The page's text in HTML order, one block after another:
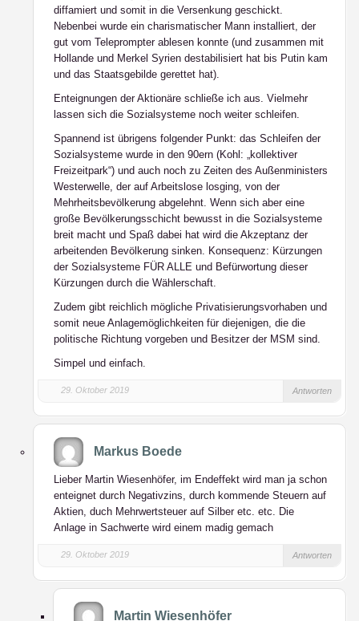
diffamiert und somit in die Versenkung geschickt.
Nebenbei wurde ein charismatischer Mann installiert, der
gut vom Teleprompter ablesen konnte (und zusammen mit
Hollande und Merkel Syrien destabilisiert hat bis Putin kam
und das Staatsgebilde gerettet hat).
Enteignungen der Aktionäre schließe ich aus. Vielmehr
lassen sich die Sozialsysteme noch weiter schleifen.
Spannend ist übrigens folgender Punkt: das Schleifen der
Sozialsysteme wurde in den 90ern (Kohl: „kollektiver
Freizeitpark“) und auch noch zu Zeiten des Außenministers
Westerwelle, der auf Arbeitslose losging, von der
Mehrheitsbevölkerung abgelehnt. Wenn sich aber eine
große Bevölkerungsschicht bewusst in die Sozialsysteme
breit macht und Spaß dabei hat wird die Akzeptanz der
arbeitenden Bevölkerung sinken. Konsequenz: Kürzungen
der Sozialsysteme FÜR ALLE und Befürwortung dieser
Kürzungen durch die Wählerschaft.
Zudem gibt reichlich mögliche Privatisierungsvorhaben und
somit neue Anlagemöglichkeiten für diejenigen, die die
politische Richtung vorgeben und Besitzer der MSM sind.
Simpel und einfach.
29. Oktober 2019 Antworten
Markus Boede
Lieber Martin Wiesenhöfer, im Endeffekt wird man ja schon
enteignet durch Negativzins, durch kommende Steuern auf
Aktien, duch Mehrwertsteuer auf Silber etc. etc. Die
Anlage in Sachwerte wird einem madig gemach
29. Oktober 2019 Antworten
Martin Wiesenhöfer